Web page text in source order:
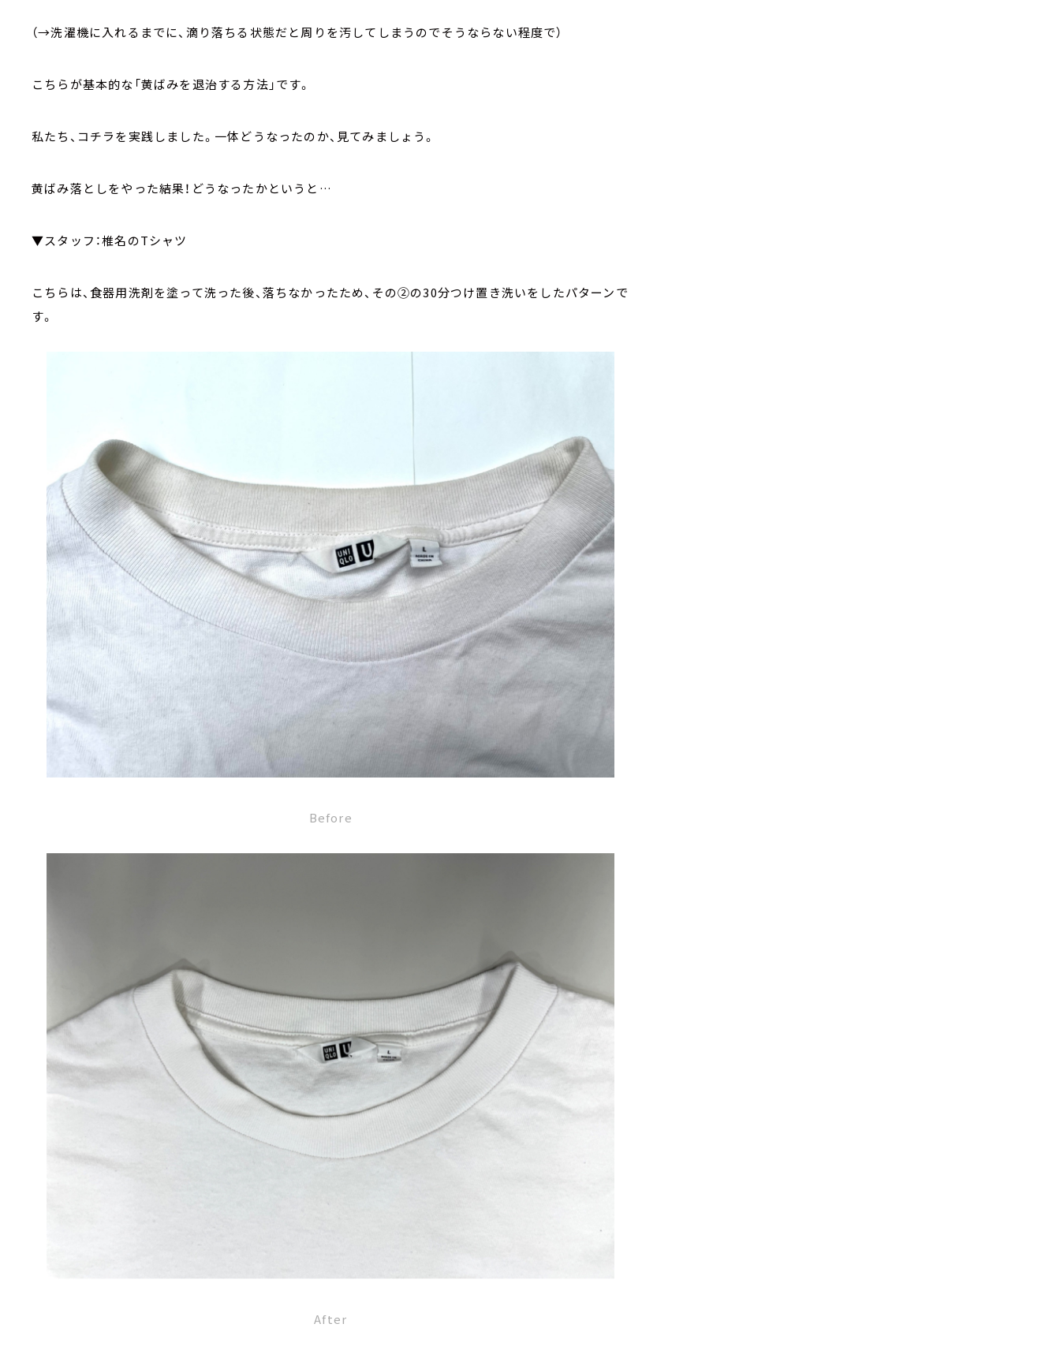
（→洗濯機に入れるまでに、滴り落ちる状態だと周りを汚してしまうのでそうならない程度で）
こちらが基本的な「黄ばみを退治する方法」です。
私たち、コチラを実践しました。一体どうなったのか、見てみましょう。
黄ばみ落としをやった結果！どうなったかというと…
▼スタッフ：椎名のTシャツ
こちらは、食器用洗剤を塗って洗った後、落ちなかったため、その②の30分つけ置き洗いをしたパターンで
す。
Before
After